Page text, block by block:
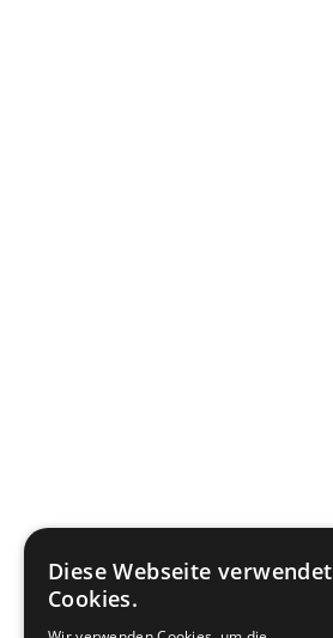
Diese Webseite verwendet
Cookies.